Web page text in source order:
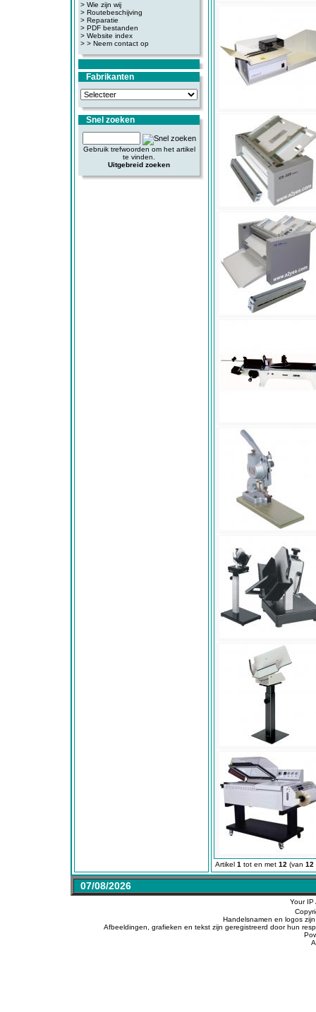
> Wie zijn wij
> Routebeschijving
> Reparatie
> PDF bestanden
> Website index
> > Neem contact op
Fabrikanten
Snel zoeken
Gebruik trefwoorden om het artikel
te vinden.
Uitgebreid zoeken
Artikel 1 tot en met 12 (van 12
07/08/2026
Your IP
Handelsnamen en logos
Afbeeldingen, grafieken en tekst zijn geregistreerd door hun